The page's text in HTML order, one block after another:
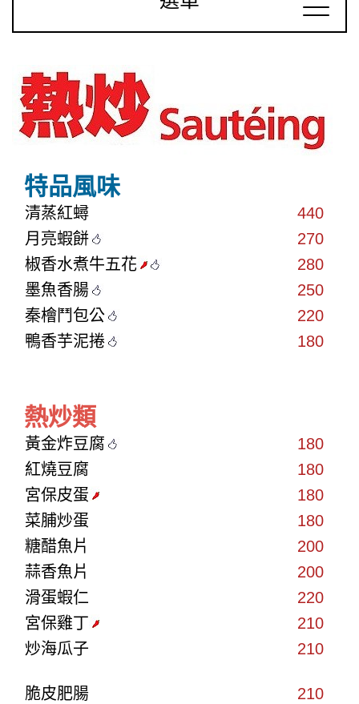
特品風味
清蒸紅蟳
440
月亮蝦餅
270
椒香水煮牛五花
280
墨魚香腸
250
秦檜鬥包公
220
鴨香芋泥捲
180
熱炒類
黃金炸豆腐
180
紅燒豆腐
180
宮保皮蛋
180
菜脯炒蛋
180
糖醋魚片
200
蒜香魚片
200
滑蛋蝦仁
220
宮保雞丁
210
炒海瓜子
210
脆皮肥腸
210